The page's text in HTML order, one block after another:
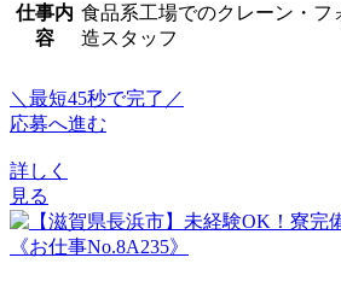
仕事内
容
食品系工場でのクレーン・フ
造スタッフ
＼最短45秒で完了／
応募へ進む
詳しく
見る